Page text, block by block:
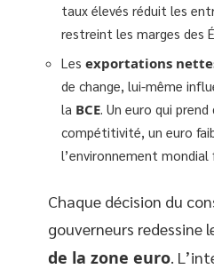
taux élevés réduit les
restreint les marges des
Les exportations
de change, lui-même
la BCE. Un euro qui
compétitivité, un euro
l’environnement
Chaque décision du
gouverneurs redessine
de la zone euro .